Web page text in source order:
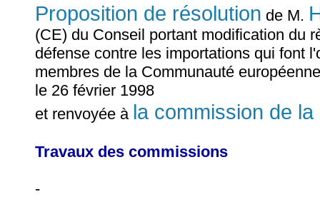
Proposition de résolution de M.
(CE) du Conseil portant modification du
défense contre les importations qui font
membres de la Communauté
le 26 février 1998
et renvoyée à la commission de
Travaux des commissions
-